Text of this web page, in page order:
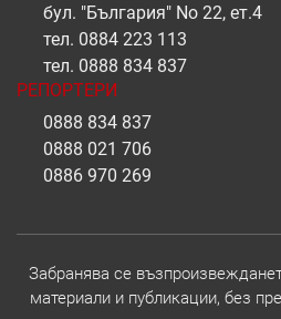
бул. "България" No 22, ет.4
тел. 0884 223 113
тел. 0888 834 837
РЕПОРТЕРИ
0888 834 837
0888 021 706
0886 970 269
Забранява се
материали и публикации, без